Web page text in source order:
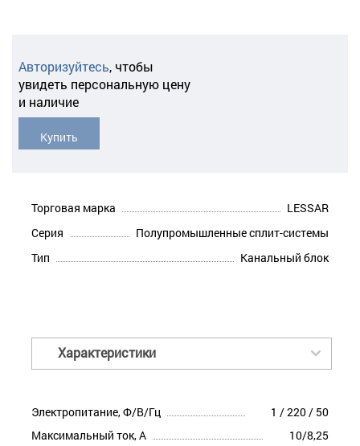
Авторизуйтесь, чтобы
увидеть персональную цену
и наличие
Купить
Торговая марка
LESSAR
Серия
Полупромышленные сплит-системы
Тип
Канальный блок
Характеристики
Электропитание, Ф/В/Гц
1 / 220 / 50
Максимальный ток, А
10/8,25